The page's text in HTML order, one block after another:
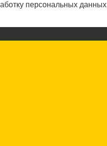
персональных данных